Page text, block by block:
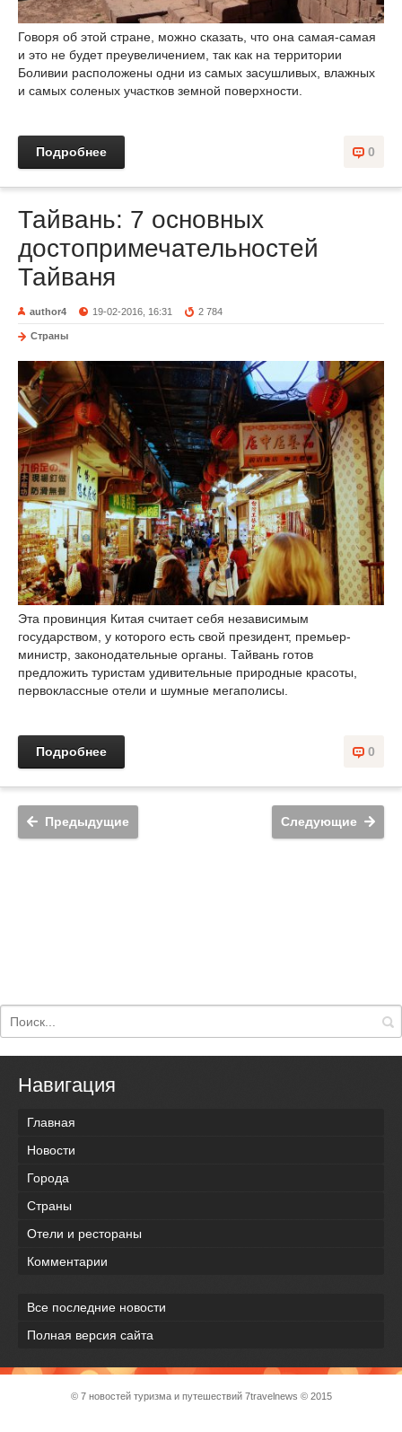
Говоря об этой стране, можно сказать, что она самая-самая
и это не будет преувеличением, так как на территории
Боливии расположены одни из самых засушливых, влажных
и самых соленых участков земной поверхности.
0
Подробнее
Тайвань: 7 основных
достопримечательностей
Тайваня
author4 19-02-2016, 16:31 2 784
Страны
Эта провинция Китая считает себя независимым
государством, у которого есть свой президент, премьер-
министр, законодательные органы. Тайвань готов
предложить туристам удивительные природные красоты,
первоклассные отели и шумные мегаполисы.
0
Подробнее
Предыдущие Следующие
Навигация
Главная
Новости
Города
Страны
Отели и рестораны
Комментарии
Все последние новости
Полная версия сайта
© 7 новостей туризма и путешествий 7travelnews © 2015